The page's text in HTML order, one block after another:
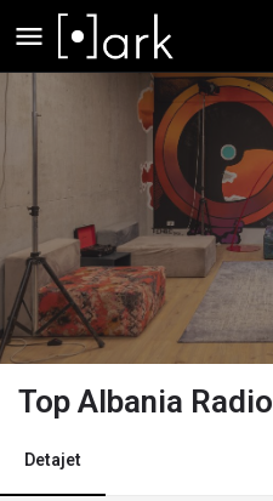
Top Albania Radio
Detajet